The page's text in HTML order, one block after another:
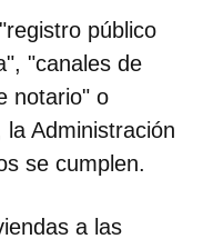
público
"canales de
notario" o
Administración
se cumplen.
a las